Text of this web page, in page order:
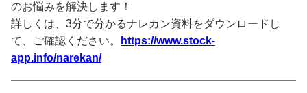
のお悩みを解決します！
詳しくは、3分で分かるナレカン資料をダウンロードし
て、ご確認ください。
https://www.stock-
app.info/narekan/